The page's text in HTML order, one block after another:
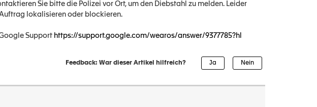
Sie bitte die Polizei vor Ort, um den Diebstahl zu melden. Leider
lokalisieren oder blockieren.
Support https://support.google.com/wearos/answer/9377785?hl
Feedback: War dieser Artikel hilfreich?